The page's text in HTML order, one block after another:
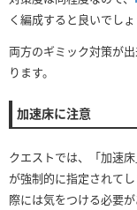
く編成すると良いでしょ
両方のギミック対策が
ります。
加速床に注意
クエストでは、「加速
が強制的に指定されて
際には気をつける必要